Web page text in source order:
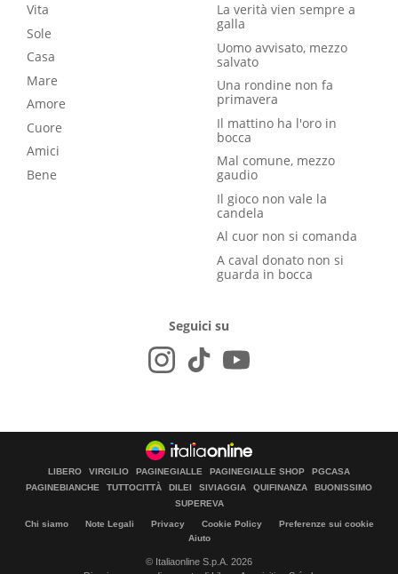
Vita
Sole
Casa
Mare
Amore
Cuore
Amici
Bene
La verità vien sempre a
galla
Uomo avvisato, mezzo
salvato
Una rondine non fa
primavera
Il mattino ha l'oro in
bocca
Mal comune, mezzo
gaudio
Il gioco non vale la
candela
Al cuor non si comanda
A caval donato non si
guarda in bocca
Seguici su
LIBERO VIRGILIO PAGINEGIALLE PAGINEGIALLE SHOP
PGCASA
PAGINEBIANCHE
TUTTOCITTÀ DILEI SIVIAGGIA QUIFINANZA
BUONISSIMO
SUPEREVA
Chi siamo Note Legali Privacy Cookie Policy
Preferenze sui cookie
Aiuto
© Italiaonline S.p.A. 2026